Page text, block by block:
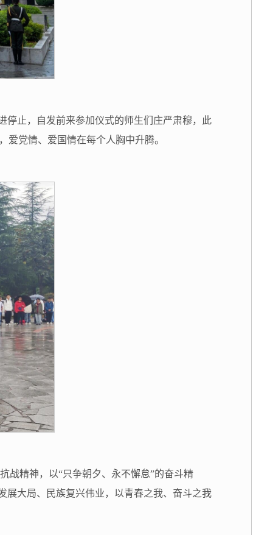
止，自发前来参加仪式的师生们庄严肃穆，此
党情、爱国情在每个人胸中升腾。
战精神，以“只争朝夕、永不懈怠”的奋斗精
展大局、民族复兴伟业，以青春之我、奋斗之我